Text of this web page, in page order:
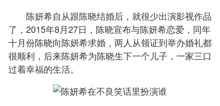
陈妍希自从跟陈晓结婚后，就很少出演影视作品
了，2015年8月27日，陈晓宣布与陈妍希恋爱，同年
十月份陈晓向陈妍希求婚，两人从领证到举办婚礼都
很顺利，后来陈妍希为陈晓生下一个儿子，一家三口
过着幸福的生活。